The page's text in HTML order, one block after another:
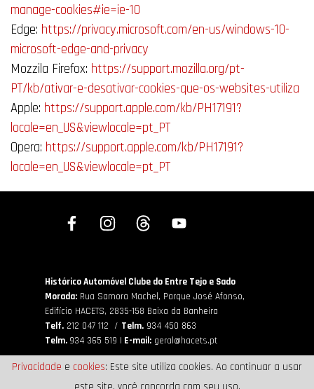
manage-cookies#ie=ie-10
Edge: https://privacy.microsoft.com/en-us/windows-10-
microsoft-edge-and-privacy
Mozzila Firefox: https://support.mozilla.org/pt-
PT/kb/ativar-e-desativar-cookies-que-os-websites-utiliza
Apple: https://support.apple.com/kb/PH17191?
locale=en_US&viewlocale=pt_PT
Opera: https://support.apple.com/kb/PH17191?
locale=en_US&viewlocale=pt_PT
Histórico Automóvel Clube do Entre Tejo e Sado
Morada: Rua Samora Machel, Parque José Afonso,
Edifício HACETS, 2835-158 Baixa da Banheira
Telf. 212 047 112 / Telm. 934 450 863
Telm. 934 365 519 | E-mail: geral@hacets.pt
Privacidade e cookies: Este site utiliza cookies. Ao continuar a usar